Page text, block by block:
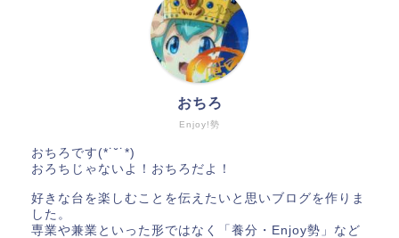
Enjoy!勢
おちろ
おちろです(*˙˘˙*)
おろちじゃないよ！おちろだよ！
好きな台を楽しむことを伝えたいと思いブログを作りま
した。
専業や兼業といった形ではなく「養分・Enjoy勢」など